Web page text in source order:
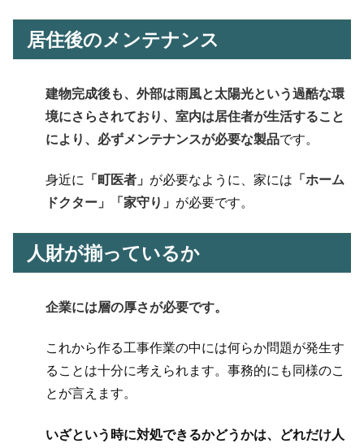
居住後のメンテナンス
建物完成後も、外部は雨風と太陽光という過酷な環
境にさらされており、室内は居住者が生活すること
により、 必ずメンテナンスが必要な製品です。
身近に 「町医者」 が必要なように、家には 「ホーム
ドクター」「家守り」 が必要です。
人財が揃っているか
企業には層の厚さが必要です。
これから作る工事作業の中には何らか問題が発生す
ることは十分に考えられます。事務的にも同様のこ
とが言えます。
いざという時に対処できるかどうかは、どれだけ人